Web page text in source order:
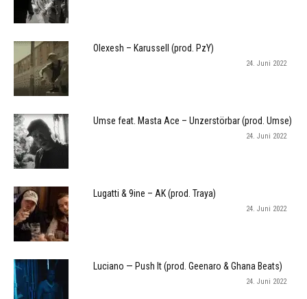
Olexesh – Karussell (prod. PzY)
24. Juni 2022
Umse feat. Masta Ace – Unzerstörbar (prod. Umse)
24. Juni 2022
Lugatti & 9ine – AK (prod. Traya)
24. Juni 2022
Luciano — Push It (prod. Geenaro & Ghana Beats)
24. Juni 2022